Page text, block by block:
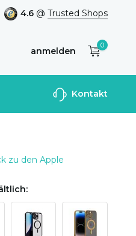
4.6 @ Trusted Shops
anmelden
Benutzerkonto
0
Kontakt
zu den Apple